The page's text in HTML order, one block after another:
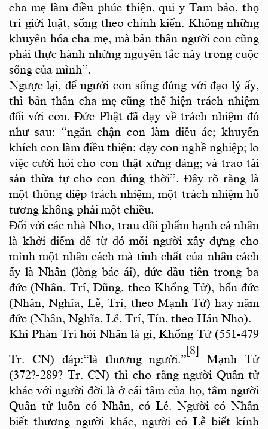
cha mẹ làm điều phúc thiện, qui y Tam bảo, thọ
trì giới luật, sống theo chính kiến. Không những
khuyến hóa cha mẹ, mà bản thân người con cũng
phải thực hành những nguyên tắc này trong cuộc
sống của mình”.
Ngược lại, để người con sống đúng với đạo lý ấy,
thì bản thân cha mẹ cũng thể hiện trách nhiệm
đối với con. Đức Phật đã dạy về trách nhiệm đó
như sau: “ngăn chận con làm điều ác; khuyến
khích con làm điều thiện; dạy con nghề nghiệp; lo
việc cưới hỏi cho con thật xứng đáng; và trao tài
sản thừa tự cho con đúng thời”. Đây rõ ràng là
một thông điệp trách nhiệm, một trách nhiệm hỗ
tương không phải một chiều.
Đối với các nhà Nho, trau dồi phẩm hạnh cá nhân
là khởi điểm để từ đó mỗi người xây dựng cho
mình một nhân cách mà tinh chất của nhân cách
ấy là Nhân (lòng bác ái), đức đầu tiên trong ba
đức (Nhân, Trí, Dũng, theo Khổng Tử), bốn đức
(Nhân, Nghĩa, Lễ, Trí, theo Mạnh Tử) hay năm
đức (Nhân, Nghĩa, Lễ, Trí, Tín, theo Hán Nho).
Khi Phàn Trì hỏi Nhân là gì, Khổng Tử (551-479
Tr. CN) đáp:“là thương người.”
[8]
Mạnh Tử
(372?-289? Tr. CN) thì cho rằng người Quân tử
khác với người đời là ở cái tâm của họ, tâm người
Quân tử luôn có Nhân, có Lễ. Người có Nhân
biết thương người khác, người có Lễ biết kính